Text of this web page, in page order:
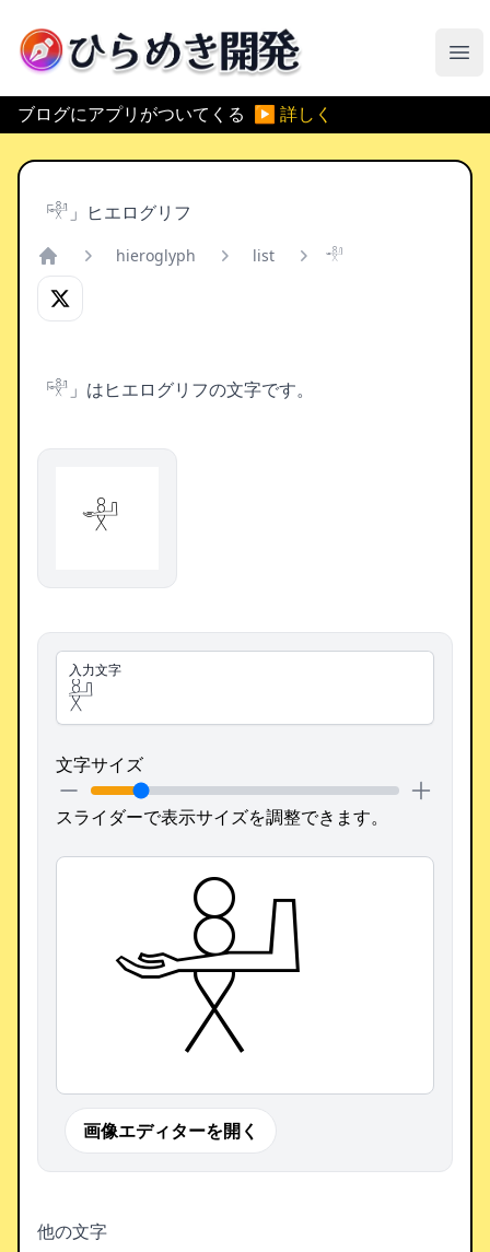
ひらめき開発
メ
ブログにアプリがついてくる ▶ 詳しく
「𓎜」ヒエログリフ
Home
hieroglyph list 𓎜
「𓎜」はヒエログリフの文字です。
𓎜
入力文字
文字サイズ
スライダーで表示サイズを調整できます。
𓎜
画像エディターを開く
他の文字